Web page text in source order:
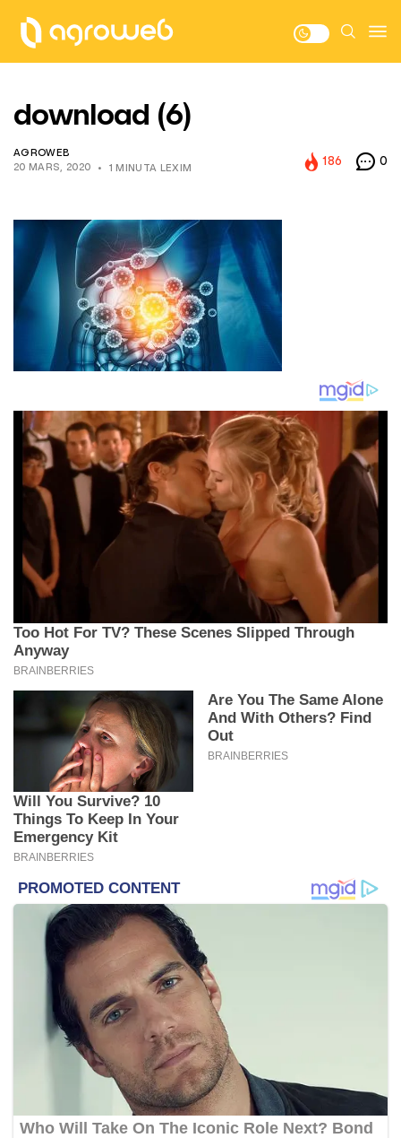
download (6)
AGROWEB
20 MARS, 2020
1 MINUTA LEXIM
186 0